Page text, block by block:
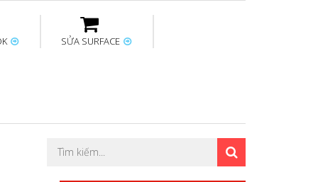
Thay bàn phím
SỬA SURFACE
Thay sạc Surface Sửa Mainboard